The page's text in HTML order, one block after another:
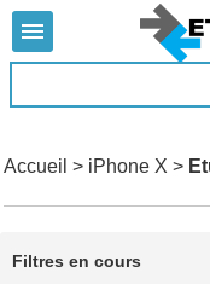

Accueil > iPhone X >
Filtres en cours